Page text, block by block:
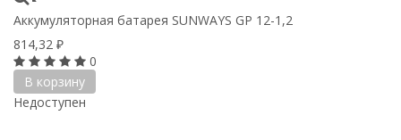
Аккумуляторная батарея SUNWAYS GP 12-1,2
814,32 ₽
0
В корзину
Недоступен